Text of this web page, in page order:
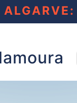
ALGARVE: